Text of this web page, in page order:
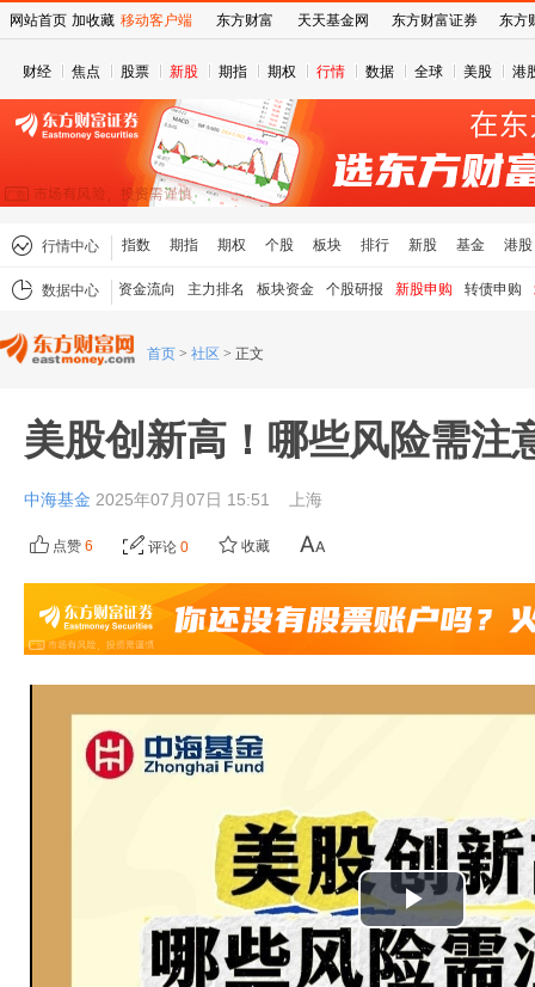
财经 焦点 股票 新股 期指 期权 行情 数据 全球 美股 港
行情中心 指数 期指 期权 个股 板块 排行 新股 基金 港股
数据中心 资金流向 主力排名 板块资金 个股研报 新股申购 转债申购
首页 > 社区 > 正文
美股创新高！哪些风险需注
中海基金 2025年07月07日 15:51 上海
点赞 6 评论 0 收藏
播
网站首页 加收藏 移动客户端 东方财富 天天基金网 东方财富证券 东方